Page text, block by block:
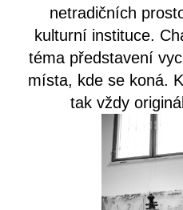
netradičních
kulturní instituce.
téma představení
místa, kde se koná.
tak vždy